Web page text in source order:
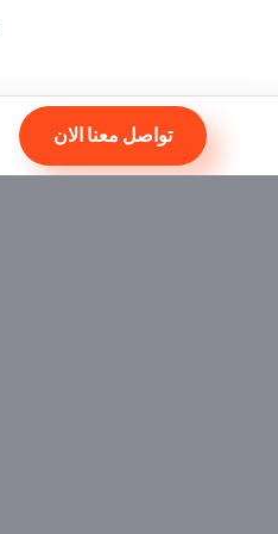
تواصل معنا الان